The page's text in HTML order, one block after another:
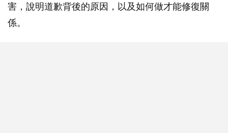
害，說明道歉背後的原因，以及如何做才能修復關
係。